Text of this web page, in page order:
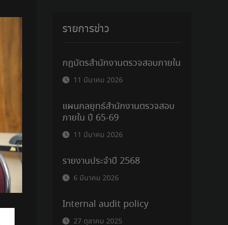
รายการข่าว
กฎบัตรสำนักงานตรวจสอบภายใน
11 มีนาคม 2026
แผนกลยุทธ์สำนักงานตรวจสอบ
ภายใน ปี 65-69
11 มีนาคม 2026
รายงานประจำปี 2568
6 มีนาคม 2026
Internal audit policy
27 ตุลาคม 2025